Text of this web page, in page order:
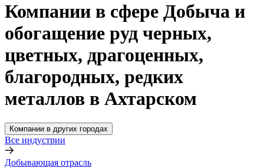
Компании в сфере Добыча и
обогащение руд черных,
цветных, драгоценных,
благородных, редких
металлов в Ахтарском
Компании в других городах
Все индустрии
Добывающая отрасль